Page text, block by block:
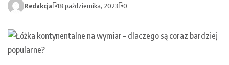
Redakcja 18 października, 2023 0